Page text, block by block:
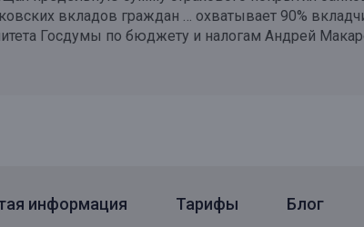
новой недвижимости
вкладов граждан … охватывает 90%
Госдумы по бюджету и налогам Андрей
информация Тарифы Блог